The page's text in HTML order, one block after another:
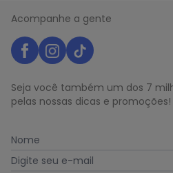
Acompanhe a gente
Seja você também um dos 7
pelas nossas dicas e promoções!
Nome
Digite seu e-mail